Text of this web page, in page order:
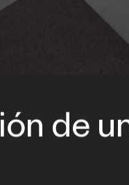
de